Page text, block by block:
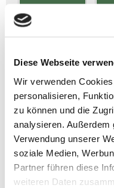
Diese Webseite
Wir verwenden
personalisieren,
zu können und die
analysieren. Außerdem
Verwendung unserer
soziale Medien,
Partner führen diese
weiteren Daten
Ergobag
Artikelbeschreibung
- Gewicht: 95 g
- Größe: 15x23x3 cm
- Material: aus